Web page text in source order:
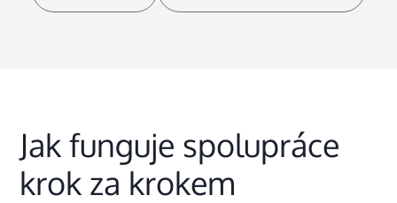
Jak funguje spolupráce
krok za krokem